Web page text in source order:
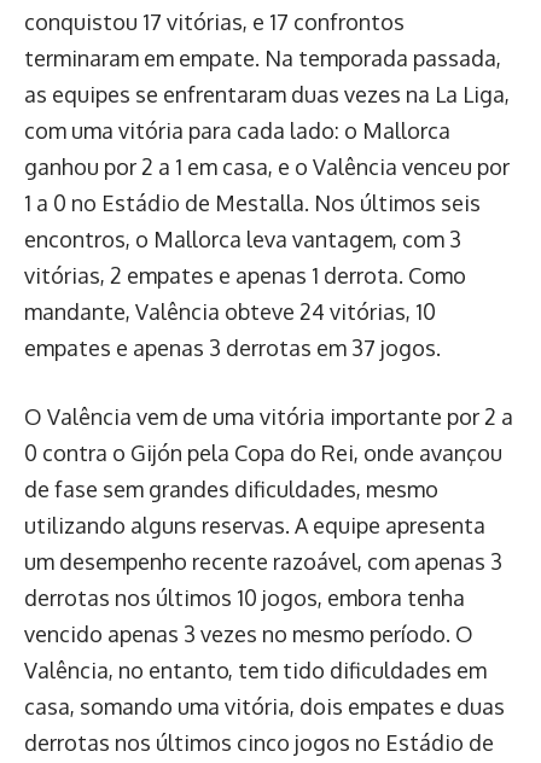
conquistou 17 vitórias, e 17 confrontos
terminaram em empate. Na temporada passada,
as equipes se enfrentaram duas vezes na La Liga,
com uma vitória para cada lado: o Mallorca
ganhou por 2 a 1 em casa, e o Valência venceu por
1 a 0 no Estádio de Mestalla. Nos últimos seis
encontros, o Mallorca leva vantagem, com 3
vitórias, 2 empates e apenas 1 derrota. Como
mandante, Valência obteve 24 vitórias, 10
empates e apenas 3 derrotas em 37 jogos.
O Valência vem de uma vitória importante por 2 a
0 contra o Gijón pela Copa do Rei, onde avançou
de fase sem grandes dificuldades, mesmo
utilizando alguns reservas. A equipe apresenta
um desempenho recente razoável, com apenas 3
derrotas nos últimos 10 jogos, embora tenha
vencido apenas 3 vezes no mesmo período. O
Valência, no entanto, tem tido dificuldades em
casa, somando uma vitória, dois empates e duas
derrotas nos últimos cinco jogos no Estádio de